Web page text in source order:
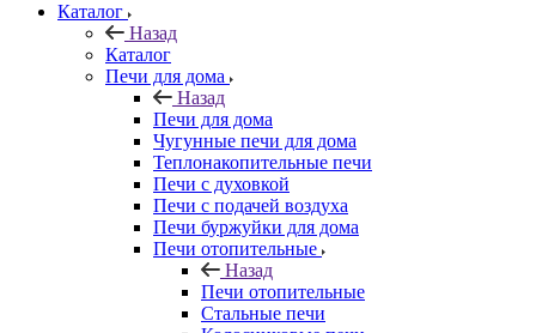
Каталог
Назад
Каталог
Печи для дома
Назад
Печи для дома
Чугунные печи для дома
Теплонакопительные печи
Печи с духовкой
Печи с подачей воздуха
Печи буржуйки для дома
Печи отопительные
Назад
Печи отопительные
Стальные печи